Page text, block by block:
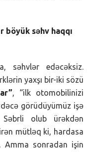
böyük səhv haqqı
səhvlər edəcəksiz.
yaxşı bir-iki sözü
, “ilk otomobilinizi
görüdüyümüz işə
olub ürəkdən
mütləq ki, hardasa
Amma sonradan işin